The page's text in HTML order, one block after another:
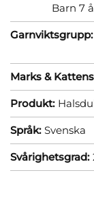
Barn 7
Garnviktsgrupp:
Marks &
Produkt:
Språk: Svenska
Svårighetsgrad: